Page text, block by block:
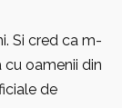
Si cred ca m-
cu oamenii din
de